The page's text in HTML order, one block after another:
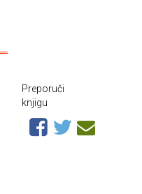
Preporuči
knjigu